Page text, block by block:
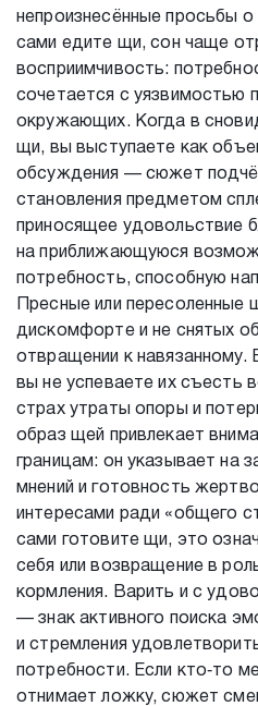
непроизнесённые просьбы
сами едите щи, сон чаще
восприимчивость:
сочетается с уязвимостью
окружающих. Когда в
щи, вы выступаете как
обсуждения — сюжет
становления предметом
приносящее удовольствие
на приближающуюся
потребность, способную
Пресные или пересоленные
дискомфорте и не снятых
отвращении к навязанному.
вы не успеваете их съесть
страх утраты опоры и
образ щей привлекает
границам: он указывает на
мнений и готовность
интересами ради «общего
сами готовите щи, это
себя или возвращение в
кормления. Варить и с
— знак активного поиска
и стремления
потребности. Если кто‑то
отнимает ложку, сюжет